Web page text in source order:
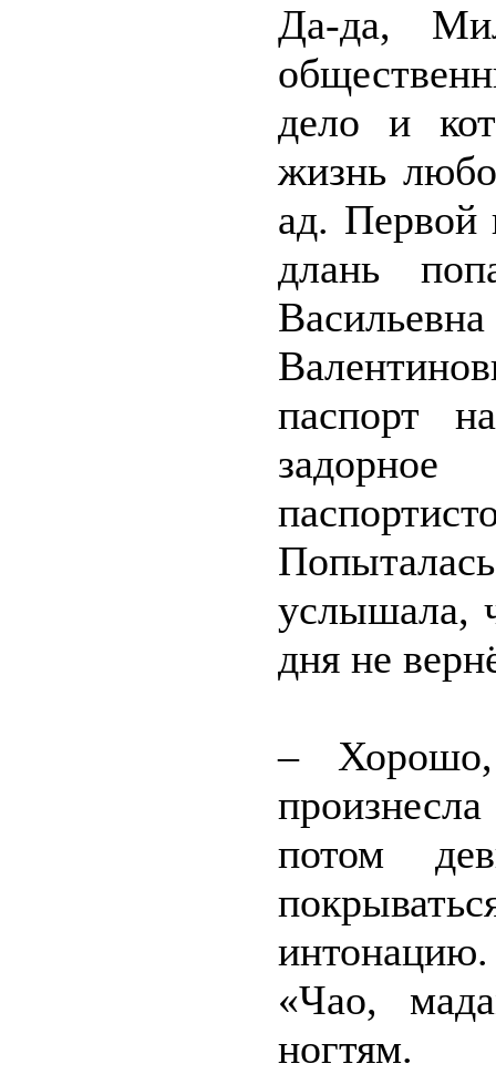
Да-да,
дело и
жизнь
ад. Первой
длань
паспорт
услышала,
дня не
–
потом
«Чао,
ногтям.